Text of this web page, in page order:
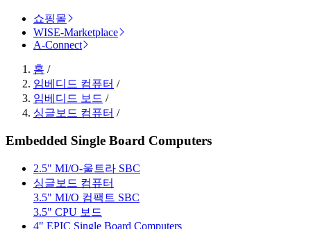
쇼핑몰
WISE-Marketplace
A-Connect
홈 /
임베디드 컴퓨터 /
임베디드 보드 /
싱글보드 컴퓨터 /
Embedded Single Board Computers
2.5" MI/O-울트라 SBC
싱글보드 컴퓨터
3.5" MI/O 컴팩트 SBC
3.5" CPU 보드
4" EPIC Single Board Computers